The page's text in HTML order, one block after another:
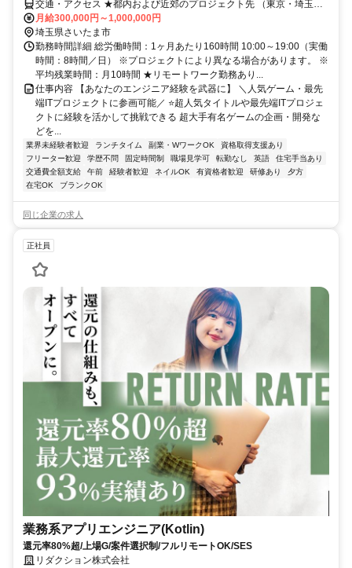
交通・アクセス ★都内および近郊のプロジェクト先 （東京・埼玉・
千葉・神奈川・長野・愛知） ★U・Iターン歓迎！ ★リモートワーク
勤務有 ※転居を伴う転勤は一切ございません。
月給300,000円～1,000,000円
埼玉県さいたま市
勤務時間詳細 総労働時間：1ヶ月あたり160時間 10:00～19:00（実働
時間：8時間／日） ※プロジェクトにより異なる場合があります。 ※
平均残業時間：月10時間 ★リモートワーク勤務あり...
仕事内容 【あなたのエンジニア経験を武器に】 ＼人気ゲーム・最先
端ITプロジェクトに参画可能／ ⭐超人気タイトルや最先端ITプロジェ
クトに経験を活かして挑戦できる 超大手有名ゲームの企画・開発な
どを...
業界未経験者歓迎 ランチタイム 副業・WワークOK
資格取得支援あり
フリーター歓迎
学歴不問 固定時間制 職場見学可 転勤なし 英語
住宅手当あり
交通費全額支給
午前 経験者歓迎 ネイルOK 有資格者歓迎 研修あり
夕方
在宅OK
ブランクOK
同じ企業の求人
正社員
業務系アプリエンジニア(Kotlin)
還元率80%超/上場G/案件選択制/フルリモートOK/SES
リダクション株式会社